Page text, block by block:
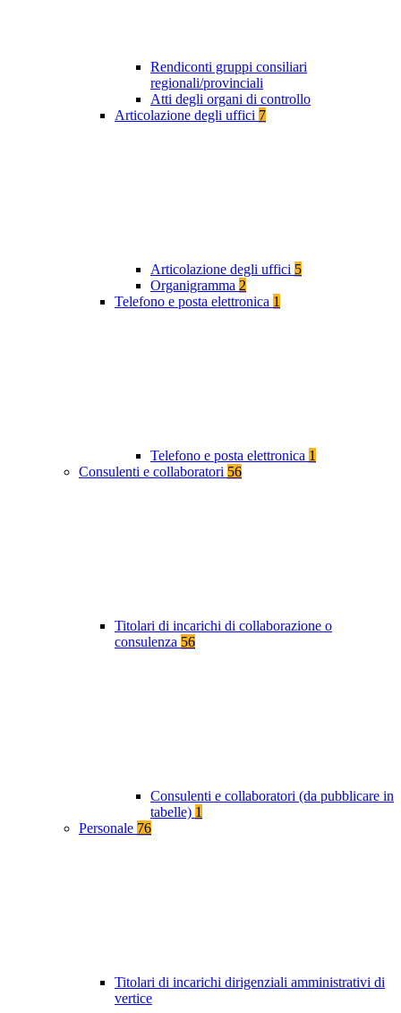
Rendiconti gruppi consiliari
regionali/provinciali
Atti degli organi di controllo
Articolazione degli uffici 7
Articolazione degli uffici 5
Organigramma 2
Telefono e posta elettronica 1
Telefono e posta elettronica 1
Consulenti e collaboratori 56
Titolari di incarichi di collaborazione o
consulenza 56
Consulenti e collaboratori (da pubblicare in
tabelle) 1
Personale 76
Titolari di incarichi dirigenziali amministrativi di
vertice